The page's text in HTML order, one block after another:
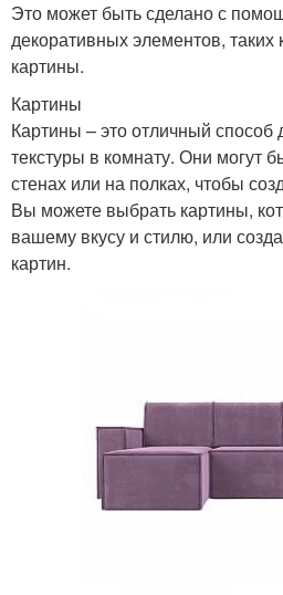
Это может быть сделано с
декоративных элементов, таких
картины.
Картины
Картины – это отличный способ
текстуры в комнату. Они могут
стенах или на полках, чтобы
Вы можете выбрать картины,
вашему вкусу и стилю, или
картин.